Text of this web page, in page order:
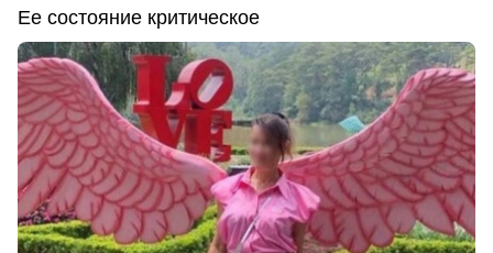
Ее состояние критическое